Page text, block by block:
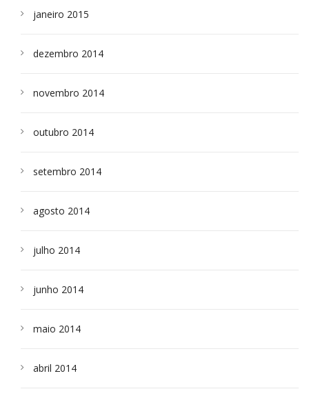
janeiro 2015
dezembro 2014
novembro 2014
outubro 2014
setembro 2014
agosto 2014
julho 2014
junho 2014
maio 2014
abril 2014